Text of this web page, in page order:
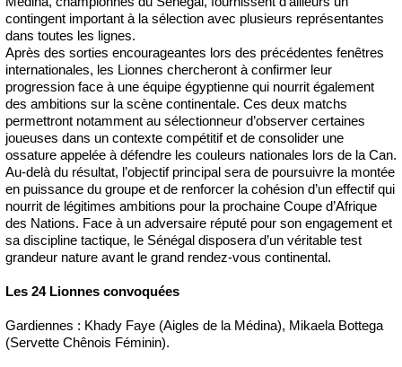
contingent important à la sélection avec plusieurs représentantes
dans toutes les lignes.
Après des sorties encourageantes lors des précédentes fenêtres
internationales, les Lionnes chercheront à confirmer leur
progression face à une équipe égyptienne qui nourrit également
des ambitions sur la scène continentale. Ces deux matchs
permettront notamment au sélectionneur d’observer certaines
joueuses dans un contexte compétitif et de consolider une
ossature appelée à défendre les couleurs nationales lors de la Can.
Au-delà du résultat, l’objectif principal sera de poursuivre la montée
en puissance du groupe et de renforcer la cohésion d’un effectif qui
nourrit de légitimes ambitions pour la prochaine Coupe d’Afrique
des Nations. Face à un adversaire réputé pour son engagement et
sa discipline tactique, le Sénégal disposera d’un véritable test
grandeur nature avant le grand rendez-vous continental.
Les 24 Lionnes convoquées
Gardiennes : Khady Faye (Aigles de la Médina), Mikaela Bottega
(Servette Chênois Féminin).